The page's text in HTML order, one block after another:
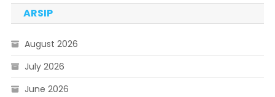
ARSIP
August 2026
July 2026
June 2026